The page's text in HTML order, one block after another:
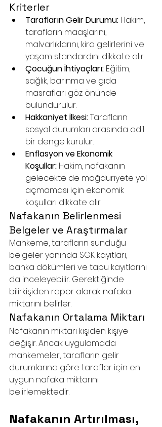
Kriterler
Tarafların Gelir Durumu: Hakim,
tarafların maaşlarını,
malvarlıklarını, kira gelirlerini ve
yaşam standardını dikkate alır.
Çocuğun İhtiyaçları: Eğitim,
sağlık, barınma ve gıda
masrafları göz önünde
bulundurulur.
Hakkaniyet İlkesi: Tarafların
sosyal durumları arasında adil
bir denge kurulur.
Enflasyon ve Ekonomik
Koşullar: Hakim, nafakanın
gelecekte de mağduriyete yol
açmaması için ekonomik
koşulları dikkate alır.
Nafakanın Belirlenmesi
Belgeler ve Araştırmalar
Mahkeme, tarafların sunduğu
belgeler yanında SGK kayıtları,
banka dökümleri ve tapu kayıtlarını
da inceleyebilir. Gerektiğinde
bilirkişiden rapor alarak nafaka
miktarını belirler.
Nafakanın Ortalama Miktarı
Nafakanın miktarı kişiden kişiye
değişir. Ancak uygulamada
mahkemeler, tarafların gelir
durumlarına göre taraflar için en
uygun nafaka miktarını
belirlemektedir.
Nafakanın Artırılması,